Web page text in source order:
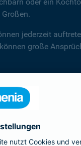
jederzeit
große